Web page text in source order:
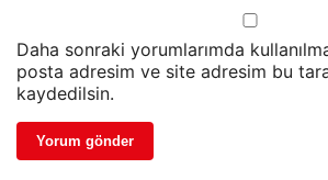
Daha sonraki yorumlarımda
posta adresim ve site adresim bu
kaydedilsin.